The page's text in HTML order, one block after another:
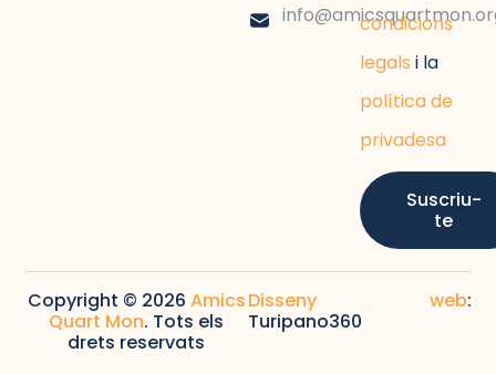
condicions
legals i la
política de
privadesa
Suscriu-
te
Copyright © 2026 Amics
Quart Mon. Tots els
drets reservats
Disseny web:
Turipano360